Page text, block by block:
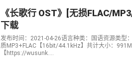
《长歌行 OST》[无损FLAC/
下载
发布时间：2021-04-26语言种类：国语资源类型
质MP3+FLAC【16bit/44.1kHz】共计大小：
【https://wusunk....